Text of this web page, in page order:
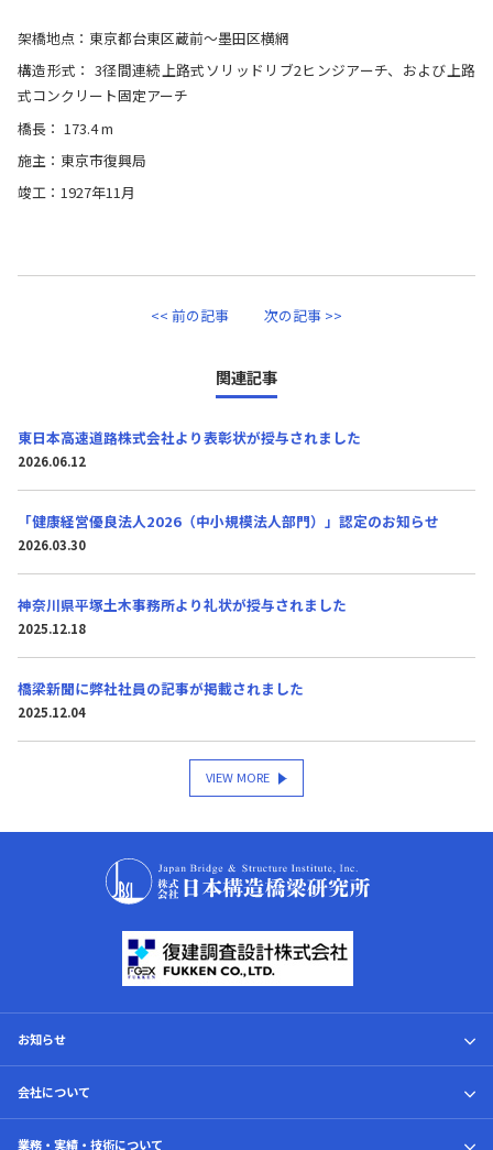
架橋地点：東京都台東区蔵前～墨田区横網
構造形式： 3径間連続上路式ソリッドリブ2ヒンジアーチ、および上路
式コンクリート固定アーチ
橋長： 173.4 m
施主：東京市復興局
竣工：1927年11月
<< 前の記事 次の記事 >>
関連記事
東日本高速道路株式会社より表彰状が授与されました
2026.06.12
「健康経営優良法人2026（中小規模法人部門）」認定のお知らせ
2026.03.30
神奈川県平塚土木事務所より礼状が授与されました
2025.12.18
橋梁新聞に弊社社員の記事が掲載されました
2025.12.04
VIEW MORE
お知らせ
トピックス
会社について
会社案内
業務・実績・技術について